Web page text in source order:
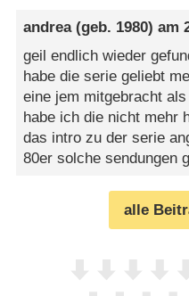
andrea(geb. 1980) am
geil endlich wieder
habe die serie geliebt
eine jem mitgebracht
habe ich die nicht mehr
das intro zu der serie
80er solche sendungen
alle